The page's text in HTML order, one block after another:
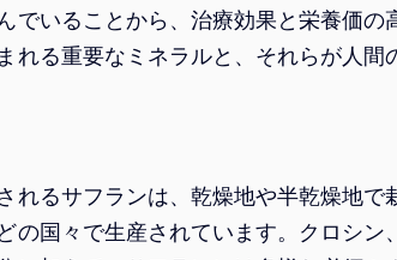
でいることから、治療効果と栄養価
れる重要なミネラルと、それらが人
れるサフランは、乾燥地や半乾燥地で
の国々で生産されています。クロシン